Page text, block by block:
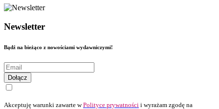
Newsletter
Bądź na bieżąco z nowościami wydawniczymi!
Dołącz
Akceptuję warunki zawarte wPolityce prywatności i wyrażam zgodę na